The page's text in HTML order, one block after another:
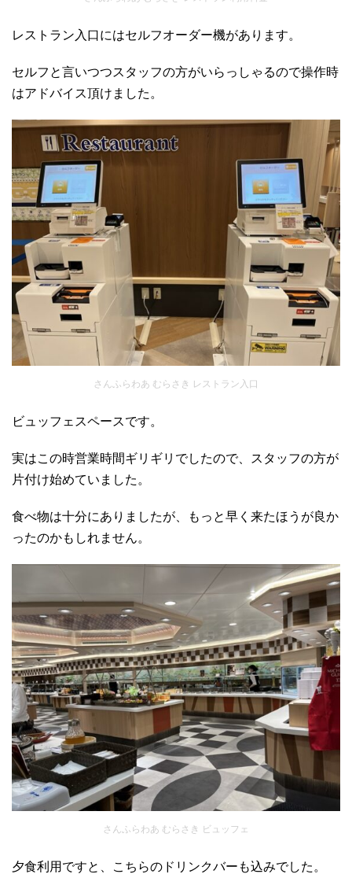
レストラン入口にはセルフオーダー機があります。
セルフと言いつつスタッフの方がいらっしゃるので操作時
はアドバイス頂けました。
さんふらわあ むらさき レストラン入口
ビュッフェスペースです。
実はこの時営業時間ギリギリでしたので、スタッフの方が
片付け始めていました。
食べ物は十分にありましたが、もっと早く来たほうが良か
ったのかもしれません。
さんふらわあ むらさき ビュッフェ
夕食利用ですと、こちらのドリンクバーも込みでした。